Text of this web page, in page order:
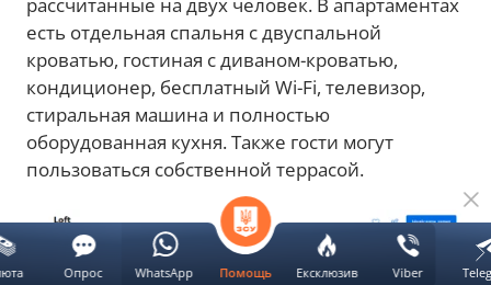
рассчитанные на двух человек. В апартаментах
есть отдельная спальня с двуспальной
кроватью, гостиная с диваном-кроватью,
кондиционер, бесплатный Wi-Fi, телевизор,
стиральная машина и полностью
оборудованная кухня. Также гости могут
пользоваться собственной террасой.
Помощь Ексклюзив Viber
Опрос WhatsApp